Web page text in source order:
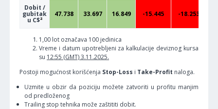
Dobit /
gubitak
u C$²
47.738 33.697 16.849 -15.445 -18.253
1,00 lot označava 100 jedinica
Vreme i datum upotrebljeni za kalkulacije deviznog kursa
su 12:55 (GMT) 3.11.2025.
Postoji mogućnost korišćenja Stop-Loss i Take-Profit naloga.
Uzmite u obzir da poziciju možete zatvoriti u profitu manjim
od predloženog
Trailing stop tehnika može zaštititi dobit.